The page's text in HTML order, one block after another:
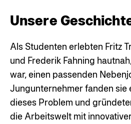
Unsere
Als Studenten erlebten Fritz
und Frederik Fahning
war, einen passenden
Jungunternehmer fanden sie
dieses Problem und
die Arbeitswelt mit